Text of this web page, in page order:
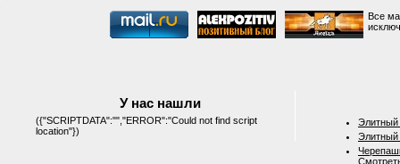
Все
У нас нашли
({"SCRIPTDATA":"","ERROR":"Could not find script
location"})
Элитный
Элитный